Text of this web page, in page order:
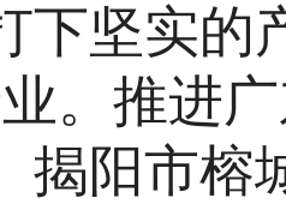
下坚实的
。推进
揭阳市榕